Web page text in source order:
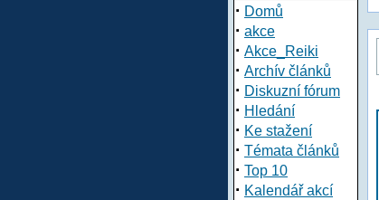
· Domů
· akce
· Akce_Reiki
· Archív článků
· Diskuzní fórum
· Hledání
· Ke stažení
· Témata článků
· Top 10
· Kalendář akcí